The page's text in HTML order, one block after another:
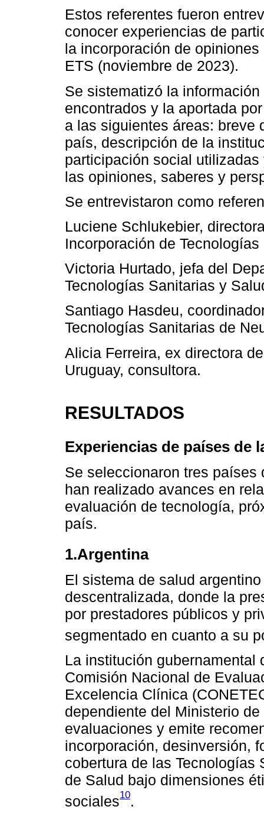
Estos referentes fueron
conocer experiencias de
la incorporación de
ETS (noviembre de 2023).
Se sistematizó la
encontrados y la aportada
a las siguientes áreas: breve
país, descripción de la
participación social
las opiniones, saberes y
Se entrevistaron como
Luciene Schlukebier,
Incorporación de
Victoria Hurtado, jefa del
Tecnologías Sanitarias y
Santiago Hasdeu,
Tecnologías Sanitarias de
Alicia Ferreira, ex directora
Uruguay, consultora.
RESULTADOS
Experiencias de países de
Se seleccionaron tres países
han realizado avances en
evaluación de tecnología,
país.
1.Argentina
El sistema de salud
descentralizada, donde la
por prestadores públicos y
segmentado en cuanto a su
La institución gubernamental
Comisión Nacional de
Excelencia Clínica
dependiente del Ministerio
evaluaciones y emite
incorporación, desinversión,
cobertura de las Tecnologías
de Salud bajo dimensiones
sociales10.